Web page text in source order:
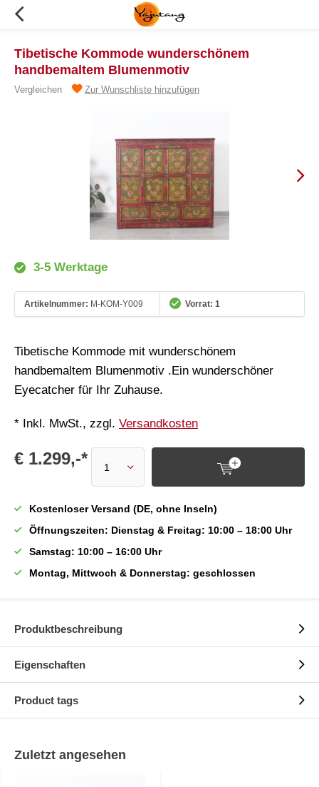
Tibetische Kommode wunderschönem
handbemaltem Blumenmotiv
Vergleichen Zur Wunschliste hinzufügen
3-5 Werktage
Artikelnummer: M-KOM-Y009 Vorrat: 1
Tibetische Kommode mit wunderschönem
handbemaltem Blumenmotiv .Ein wunderschöner
Eyecatcher für Ihr Zuhause.
* Inkl. MwSt., zzgl. Versandkosten
€ 1.299,-*
Kostenloser Versand (DE, ohne Inseln)
Öffnungszeiten: Dienstag & Freitag: 10:00 – 18:00 Uhr
Samstag: 10:00 – 16:00 Uhr
Montag, Mittwoch & Donnerstag: geschlossen
Produktbeschreibung
Eigenschaften
Product tags
Zuletzt angesehen